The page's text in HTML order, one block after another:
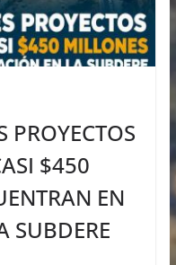
PROYECTOS
$450
EN
SUBDERE